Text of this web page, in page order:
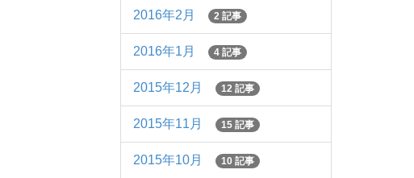
2016年2月 2 記事
2016年1月 4 記事
2015年12月 12 記事
2015年11月 15 記事
2015年10月 10 記事